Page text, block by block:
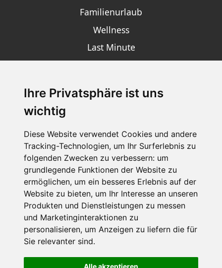
Ihre Privatsphäre ist uns
wichtig
Diese Website verwendet Cookies und andere
Tracking-Technologien, um Ihr Surferlebnis zu
folgenden Zwecken zu verbessern: um
grundlegende Funktionen der Website zu
ermöglichen, um ein besseres Erlebnis auf der
Website zu bieten, um Ihr Interesse an unseren
Produkten und Dienstleistungen zu messen
und Marketinginteraktionen zu
personalisieren, um Anzeigen zu liefern die für
Sie relevanter sind.
Alle akzeptieren
Familienurlaub
Wellness
Last Minute
SCHNEEHÖHEN SKI APP
Die Schneehoehen Ski APP für iOS und Android - Ein
Muss für alle Wintersportler und Schneefreaks!
Impressum
Datenschutz
Nutzungsbedingungen
Portale
FAQ Newsletter Mediadaten